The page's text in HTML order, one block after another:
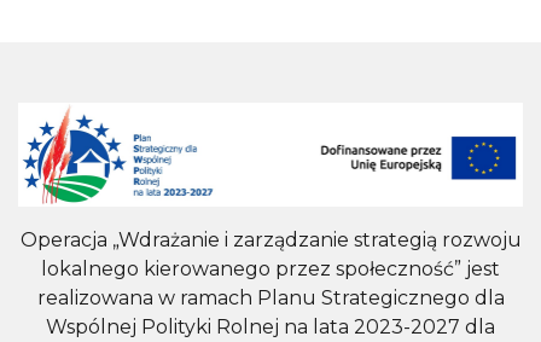
Operacja „Wdrażanie i zarządzanie strategią rozwoju
lokalnego kierowanego przez społeczność” jest
realizowana w ramach Planu Strategicznego dla
Wspólnej Polityki Rolnej na lata 2023-2027 dla